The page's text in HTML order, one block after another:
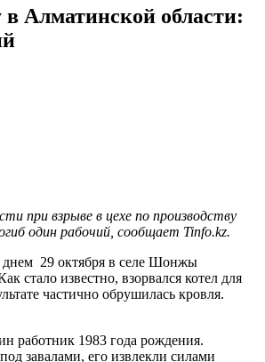
Алматинской области:
при взрыве в цехе по производству
один рабочий, сообщает Tinfo.kz.
днем 29 октября в селе Шонжы
стало известно, взорвался котел для
частично обрушилась кровля.
работник 1983 года рождения.
завалами, его извлекли силами